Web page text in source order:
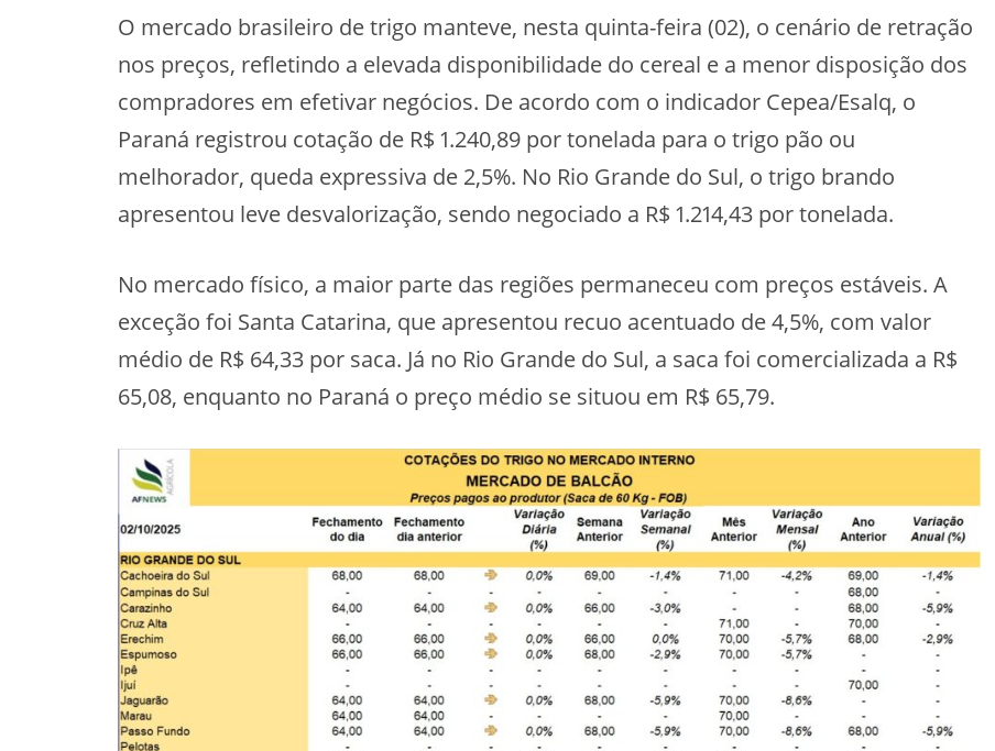
O mercado brasileiro de trigo manteve, nesta quinta-feira (02), o cenário de retração
nos preços, refletindo a elevada disponibilidade do cereal e a menor disposição dos
compradores em efetivar negócios. De acordo com o indicador Cepea/Esalq, o
Paraná registrou cotação de R$ 1.240,89 por tonelada para o trigo pão ou
melhorador, queda expressiva de 2,5%. No Rio Grande do Sul, o trigo brando
apresentou leve desvalorização, sendo negociado a R$ 1.214,43 por tonelada.
No mercado físico, a maior parte das regiões permaneceu com preços estáveis. A
exceção foi Santa Catarina, que apresentou recuo acentuado de 4,5%, com valor
médio de R$ 64,33 por saca. Já no Rio Grande do Sul, a saca foi comercializada a R$
65,08, enquanto no Paraná o preço médio se situou em R$ 65,79.